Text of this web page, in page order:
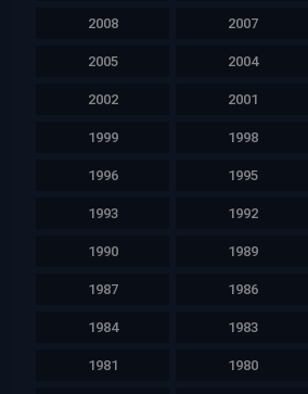
2008 2007
2005 2004
2002 2001
1999 1998
1996 1995
1993 1992
1990 1989
1987 1986
1984 1983
1981 1980